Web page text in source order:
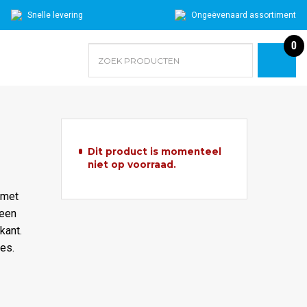
Snelle levering Ongeëvenaard assortiment
0
Dit product is momenteel
niet op voorraad.